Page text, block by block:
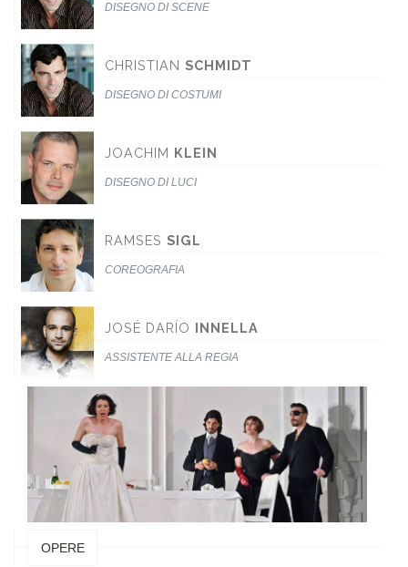
OPERE
DISEGNO DI SCENE
CHRISTIAN SCHMIDT
DISEGNO DI COSTUMI
JOACHIM KLEIN
DISEGNO DI LUCI
RAMSES SIGL
COREOGRAFIA
JOSÉ DARÍO INNELLA
ASSISTENTE ALLA REGIA